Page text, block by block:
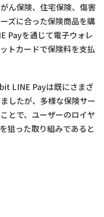
ん保険、住宅保険、傷害
ズに合った保険商品を購
Payを通じて電子ウォレ
トカードで保険料を支払
LINE Payは既にさまざ
したが、多様な保険サー
とで、ユーザーのロイヤ
狙った取り組みであると